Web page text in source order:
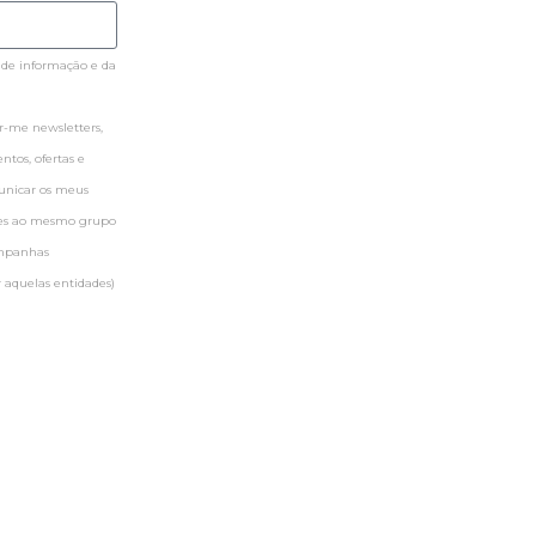
informação e da
me newsletters,
ofertas e
os meus
ao mesmo grupo
entidades)